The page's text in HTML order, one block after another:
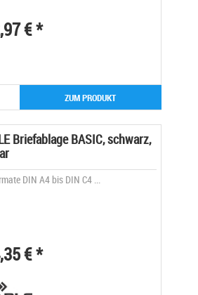
€ *
ZUM PRODUKT
Briefablage BASIC, schwarz,
DIN A4 bis DIN C4 ...
€ *